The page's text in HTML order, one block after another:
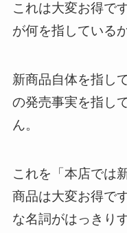
これは大変お得で
が何を指している
新商品自体を指し
の発売事実を指し
ん。
これを「本店では
商品は大変お得で
な名詞がはっきり